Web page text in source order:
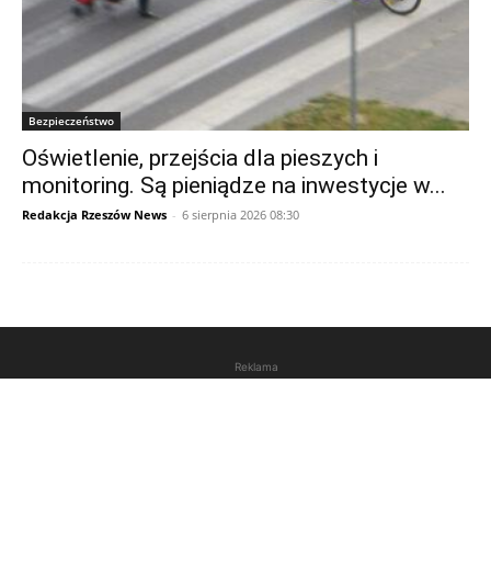
Bezpieczeństwo
Oświetlenie, przejścia dla pieszych i
monitoring. Są pieniądze na inwestycje w...
Redakcja Rzeszów News - 6 sierpnia 2026 08:30
Reklama